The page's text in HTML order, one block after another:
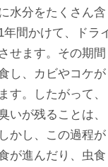
水分をたくさん含
間かけて、ドラ
せます。その期間
し、カビやコケが
す。したがって、
いが残ることは、
かし、この過程が
が進んだり、虫食